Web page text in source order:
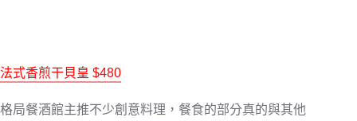
法式香煎干貝皇 $480
格局餐酒館主推不少創意料理，餐食的部分真的與其他